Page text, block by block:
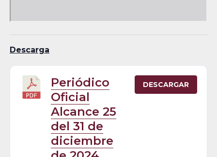
Descarga
Periódico
Oficial
Alcance 25
del 31 de
diciembre
DESCARGAR